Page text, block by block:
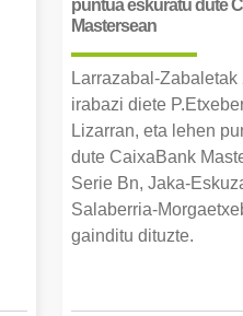
puntua eskuratu dute
Mastersean
Larrazabal-Zabaletak
irabazi diete
Lizarran, eta lehen
dute CaixaBank
Serie Bn, Jaka-
Salaberria-
gainditu dituzte.